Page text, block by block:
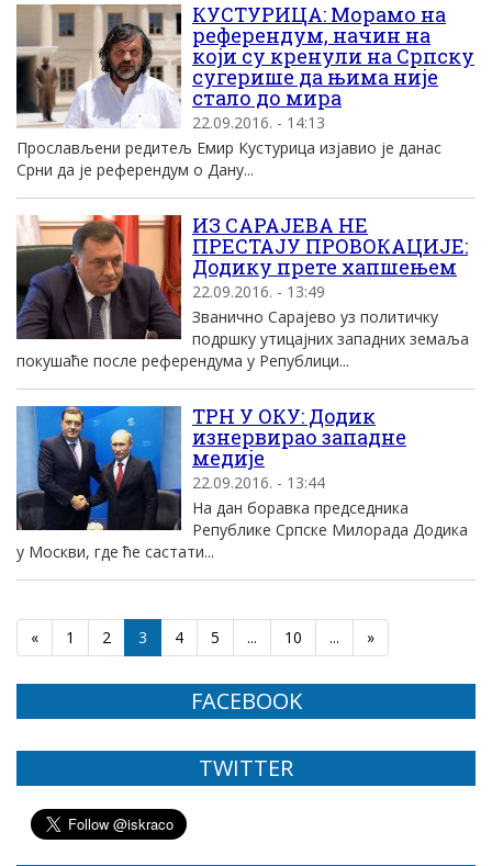
КУСТУРИЦА: Морамо на
референдум, начин на
који су кренули на Српску
сугерише да њима није
стало до мира
22.09.2016. - 14:13
Прослављени редитељ Емир Кустурица изјавио је данас
Срни да је референдум о Дану...
ИЗ САРАЈЕВА НЕ
ПРЕСТАЈУ ПРОВОКАЦИЈЕ:
Додику прете хапшењем
22.09.2016. - 13:49
Званично Сарајево уз политичку
подршку утицајних западних земаља
покушаће после референдума у Републици...
ТРН У ОКУ: Додик
изнервирао западне
медије
22.09.2016. - 13:44
На дан боравка председника
Републике Српске Милорада Додика
у Москви, где ће састати...
« 1 2 3 4 5 ... 10 ... »
FACEBOOK
TWITTER